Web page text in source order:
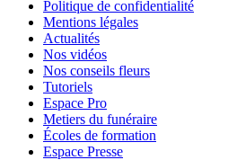
Politique de confidentialité
Mentions légales
Actualités
Nos vidéos
Nos conseils fleurs
Tutoriels
Espace Pro
Metiers du funéraire
Écoles de formation
Espace Presse